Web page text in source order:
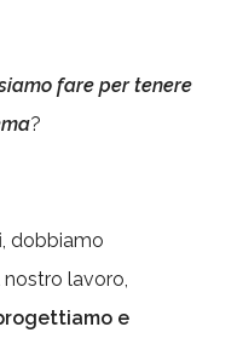
fare per tenere
?
, dobbiamo
lavoro,
e